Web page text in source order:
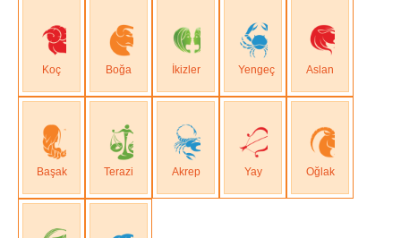
Koç Boğa İkizler Yengeç Aslan
Başak Terazi Akrep Yay Oğlak